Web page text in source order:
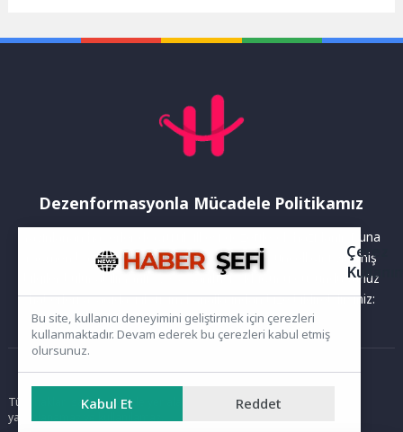
Dezenformasyonla Mücadele Politikamız
Yayınlanan haberler doğruluk ilkesi gözetilerek hazırlanır. Buna
rağmen bazı içeriklerde eksik, hatalı veya güncelliğini yitirmiş
bilgiler bulunabilir.Yanlış veya yanıltıcı olduğunu düşündüğünüz
haberleri aşağıdaki iletişim kanallarından bize bildirebilirsiniz:
Ana Sayfa
Tüm hakları saklıdır. Sitede yer alan içerikler izinsiz kopyalanamaz,
yayımlanamaz ve kullanılamaz.
Çerez
Bu site, kullanıcı deneyimini geliştirmek için çerezleri
kullanmaktadır. Devam ederek bu çerezleri kabul etmiş
olursunuz.
Kabul Et Reddet